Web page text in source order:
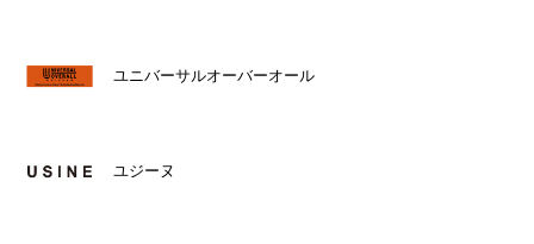
ユニバーサルオーバーオール
ユジーヌ